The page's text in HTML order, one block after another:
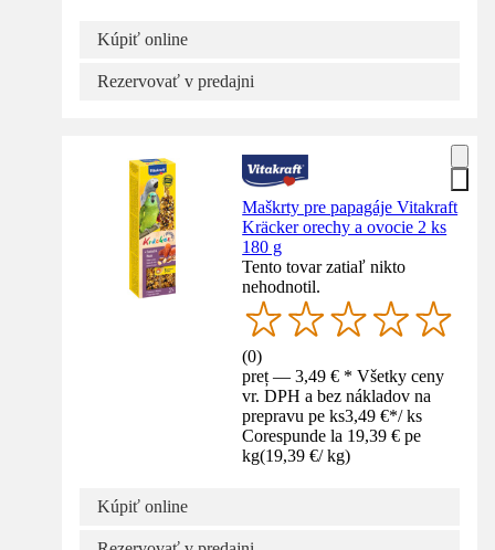
Kúpiť online
Rezervovať v predajni
Maškrty pre papagáje Vitakraft
Kräcker orechy a ovocie 2 ks
180 g
Tento tovar zatiaľ nikto
nehodnotil.
(0)
preț — 3,49 € * Všetky ceny
vr. DPH a bez nákladov na
prepravu pe ks3,49 €*/ ks
Corespunde la 19,39 € pe
kg(19,39 €/ kg)
Kúpiť online